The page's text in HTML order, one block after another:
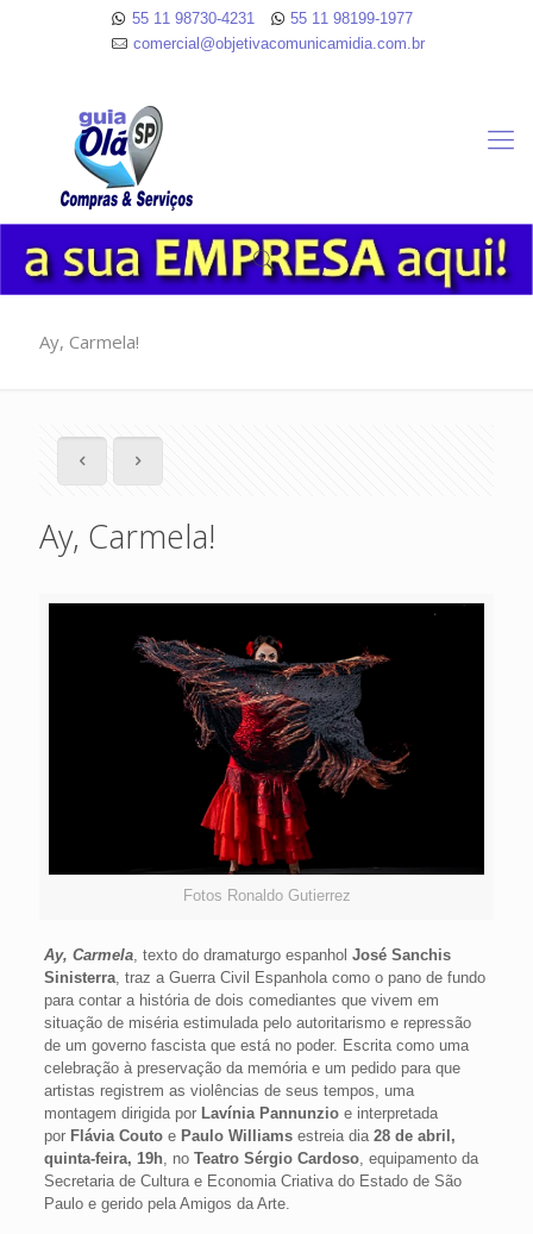
55 11 98730-4231
55 11 98199-1977
comercial@objetivacomunicamidia.com.br
Ay, Carmela!
Ay, Carmela!
Fotos Ronaldo Gutierrez
Ay, Carmela, texto do dramaturgo espanhol José Sanchis
Sinisterra, traz a Guerra Civil Espanhola como o pano de fundo
para contar a história de dois comediantes que vivem em
situação de miséria estimulada pelo autoritarismo e repressão
de um governo fascista que está no poder. Escrita como uma
celebração à preservação da memória e um pedido para que
artistas registrem as violências de seus tempos, uma
montagem dirigida porLavínia Pannunzioe interpretada
por Flávia Coutoe Paulo Williamsestreia dia 28 de abril,
quinta-feira, 19h, no Teatro Sérgio Cardoso, equipamento da
Secretaria de Cultura e Economia Criativa do Estado de São
Paulo e gerido pela Amigos da Arte.